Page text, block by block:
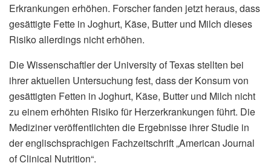
Erkrankungen erhöhen. Forscher fanden jetzt heraus, dass
gesättigte Fette in Joghurt, Käse, Butter und Milch dieses
Risiko allerdings nicht erhöhen.
Die Wissenschaftler der University of Texas stellten bei
ihrer aktuellen Untersuchung fest, dass der Konsum von
gesättigten Fetten in Joghurt, Käse, Butter und Milch nicht
zu einem erhöhten Risiko für Herzerkrankungen führt. Die
Mediziner veröffentlichten die Ergebnisse ihrer Studie in
der englischsprachigen Fachzeitschrift „American Journal
of Clinical Nutrition“.